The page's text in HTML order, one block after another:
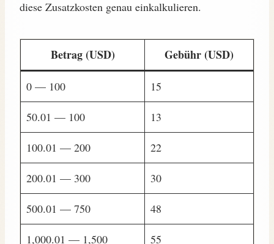
diese Zusatzkosten genau einkalkulieren.
Betrag (USD) Gebühr (USD)
0 — 100 15
50.01 — 100 13
100.01 — 200 22
200.01 — 300 30
500.01 — 750 48
1,000.01 — 1,500 55